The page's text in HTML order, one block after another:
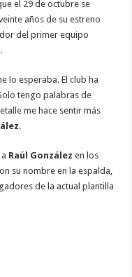
el 29 de octubre se
años de su estreno
del primer equipo
lo esperaba. El club ha
tengo palabras de
me hace sentir más
.
Raúl González en los
su nombre en la espalda,
de la actual plantilla